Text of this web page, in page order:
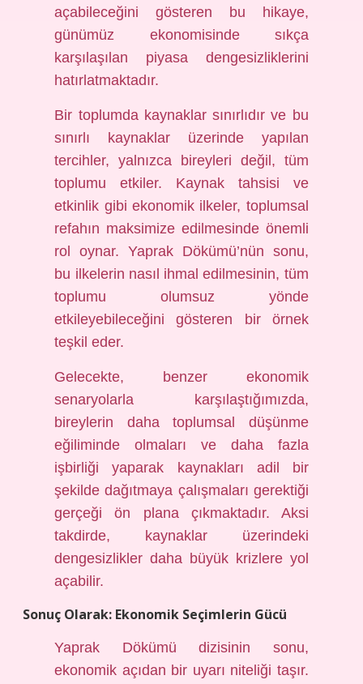
açabileceğini gösteren bu hikaye,
günümüz ekonomisinde sıkça
karşılaşılan piyasa dengesizliklerini
hatırlatmaktadır.
Bir toplumda kaynaklar sınırlıdır ve bu
sınırlı kaynaklar üzerinde yapılan
tercihler, yalnızca bireyleri değil, tüm
toplumu etkiler. Kaynak tahsisi ve
etkinlik gibi ekonomik ilkeler, toplumsal
refahın maksimize edilmesinde önemli
rol oynar. Yaprak Dökümü’nün sonu,
bu ilkelerin nasıl ihmal edilmesinin, tüm
toplumu olumsuz yönde
etkileyebileceğini gösteren bir örnek
teşkil eder.
Gelecekte, benzer ekonomik
senaryolarla karşılaştığımızda,
bireylerin daha toplumsal düşünme
eğiliminde olmaları ve daha fazla
işbirliği yaparak kaynakları adil bir
şekilde dağıtmaya çalışmaları gerektiği
gerçeği ön plana çıkmaktadır. Aksi
takdirde, kaynaklar üzerindeki
dengesizlikler daha büyük krizlere yol
açabilir.
Sonuç Olarak: Ekonomik Seçimlerin Gücü
Yaprak Dökümü dizisinin sonu,
ekonomik açıdan bir uyarı niteliği taşır.